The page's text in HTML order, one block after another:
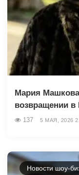
Мария
возвращении в
137 5 МАЯ, 2026
Новости шоу-